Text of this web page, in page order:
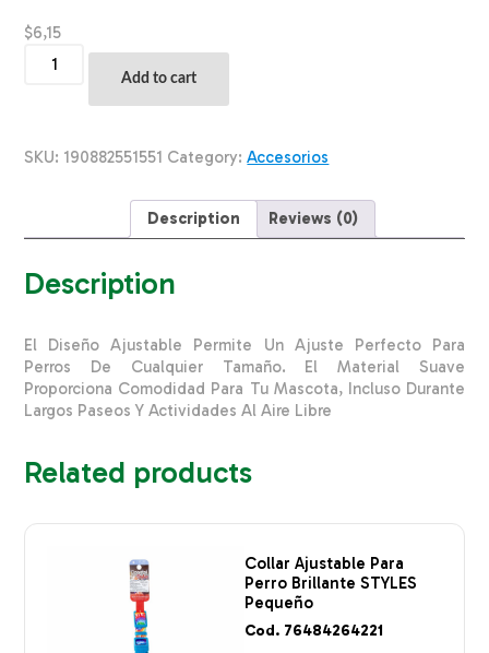
$6,15
Para
Quinn
Add to cart
SKU: 190882551551 Category:Accesorios
Description Reviews (0)
Description
El Diseño Ajustable Permite Un Ajuste Perfecto Para
Perros De Cualquier Tamaño. El Material Suave
Proporciona Comodidad Para Tu Mascota, Incluso Durante
Largos Paseos Y Actividades Al Aire Libre
Related products
Collar Ajustable Para
Perro Brillante STYLES
Pequeño
Cod. 76484264221